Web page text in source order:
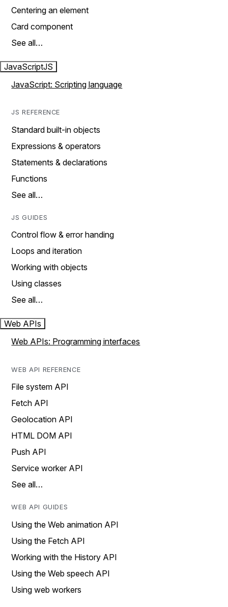
Centering an element
Card component
See all…
JavaScriptJS
JavaScript: Scripting language
JS REFERENCE
Standard built-in objects
Expressions & operators
Statements & declarations
Functions
See all…
JS GUIDES
Control flow & error handing
Loops and iteration
Working with objects
Using classes
See all…
Web APIs
Web APIs: Programming interfaces
WEB API REFERENCE
File system API
Fetch API
Geolocation API
HTML DOM API
Push API
Service worker API
See all…
WEB API GUIDES
Using the Web animation API
Using the Fetch API
Working with the History API
Using the Web speech API
Using web workers